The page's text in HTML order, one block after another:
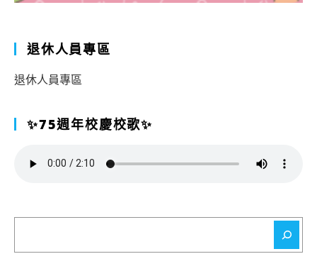
退休人員專區
退休人員專區
✨75週年校慶校歌✨